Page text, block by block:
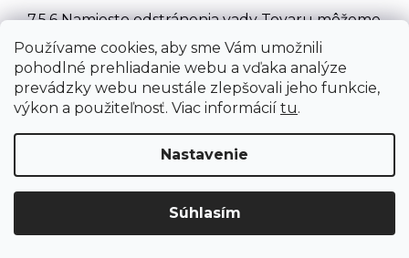
Používame cookies, aby sme Vám umožnili
pohodlné prehliadanie webu a vďaka analýze
prevádzky webu neustále zlepšovali jeho funkcie,
výkon a použiteľnosť. Viac informácií tu.
Nastavenie
Súhlasím
7.5.6 Namiesto odstránenia vady Tovaru môžeme
vždy vymeniť vadný Tovar za bezvadný, ak Vám
to nespôsobí závažné ťažkosti.
7.5.7 Ak ide o vadu Tovaru, ktorú nemožno
odstrániť a ktorá bráni tomu, aby ste Tovar mohli
riadne užívať ako tovar bez vady, máte právo na
výmenu Tovaru alebo máte právo od Zmluvy
odstúpiť. Tie isté práva Vám prislúchajú, ak ide
síce o odstrániteľné vady, ale nemôžete pre
opätovné vyskytnutie sa vady po oprave alebo
pre väčší počet vád Tovar riadne užívať.